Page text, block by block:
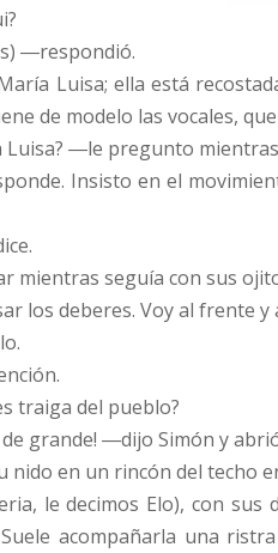
―respondió.
Luisa; ella está
de modelo las vocales,
―le pregunto
Insisto en el
mientras seguía con sus
los deberes. Voy al frente y
traiga del pueblo?
grande! ―dijo Simón y
nido en un rincón del techo
le decimos Elo), con
acompañarla una